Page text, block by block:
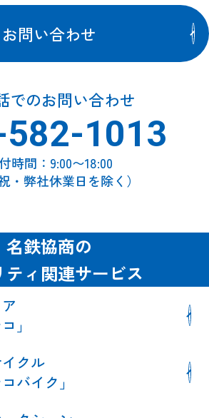
お問い合わせ
でのお問い合わせ
1013
時間：9:00〜18:00
・弊社休業日を除く）
名鉄協商の
ティ関連サービス
」
クル
バイク」